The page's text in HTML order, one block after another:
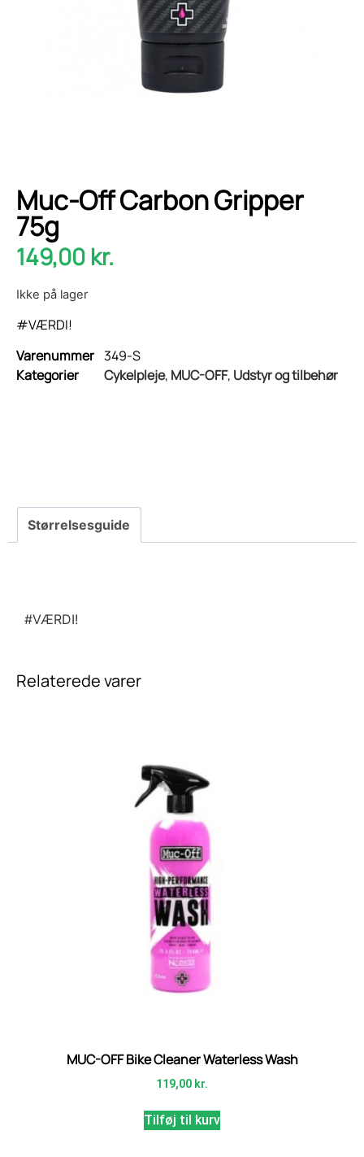
Muc-Off Carbon Gripper
75g
149,00 kr.
Ikke på lager
#VÆRDI!
Varenummer 349-S
Kategorier
Cykelpleje, MUC-OFF, Udstyr og tilbehør
#VÆRDI!
Relaterede varer
MUC-OFF Bike Cleaner Waterless Wash
119,00 kr.
Tilføj til kurv